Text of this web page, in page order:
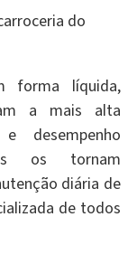
do
forma líquida,
a mais alta
desempenho
os tornam
diária de
de todos